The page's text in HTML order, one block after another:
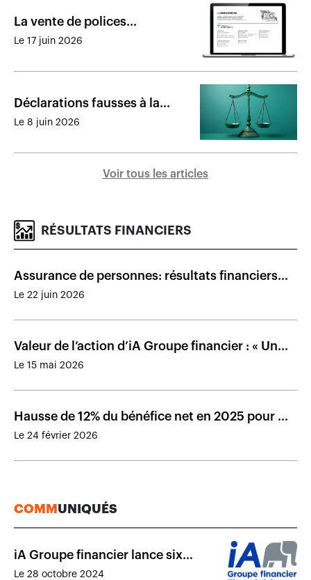
La vente de polices
d’assurance vie entière a le
Le 17 juin 2026
Déclarations fausses à la
souscription : l’assureur
Le 8 juin 2026
Voir tous les articles
RÉSULTATS FINANCIERS
Assurance de personnes: résultats financiers
des assureurs présents au Canada en 2025
Le 22 juin 2026
Valeur de l’action d’iA Groupe financier : « Un
hoquet! », dit Denis Ricard
Le 15 mai 2026
Hausse de 12% du bénéfice net en 2025 pour iA
Société financière
Le 24 février 2026
COMM UNIQUÉS
iA Groupe financier lance six
nouveaux fonds distincts
Le 28 octobre 2024